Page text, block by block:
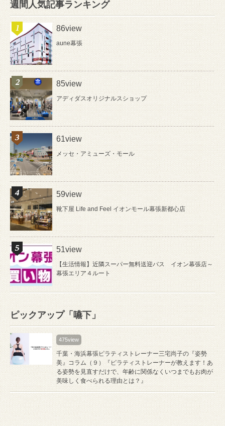
週間人気記事ランキング
86view
aune幕張
85view
アディダスオリジナルスショップ
61view
メッセ・アミューズ・モール
59view
靴下屋 Life and Feel イオンモール幕張新都心店
51view
【生活情報】近隣スーパー無料送迎バス イオン幕張店～
幕張エリア４ルート
ピックアップ「嚥下」
475view
千葉・海浜幕張ピラティストレーナー三宅尚子の『姿勢
美』コラム（９）『ピラティストレーナーが教えます！あ
る姿勢を見直すだけで、年齢に関係なくいつまでもお肉が
美味しく食べられる理由とは？』